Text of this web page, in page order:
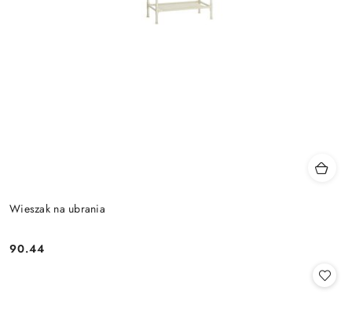
Wieszak na ubrania
Cena:
90.44